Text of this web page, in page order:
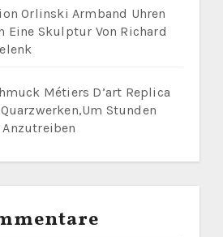
Orlinski Armband Uhren
Eine Skulptur Von Richard
Métiers D’art Replica
Stunden